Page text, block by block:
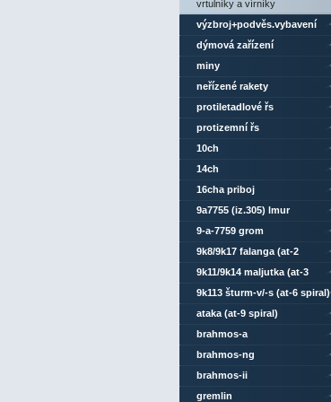
vrtulníky a vírníky
výzbroj+podvěs.vybavení
dýmová zařízení
miny
neřízené rakety
protiletadlové řs
protizemní řs
10ch
14ch
16cha priboj
9a7755 (iz.305) lmur
9-a-7759 grom
9k8/9k17 falanga (at-2
swatter)
9k11/9k14 maljutka (at-3
sagger)
9k113 šturm-v/-s (at-6 spiral)
ataka (at-9 spiral)
brahmos-a
brahmos-ng
brahmos-ii
gremlin